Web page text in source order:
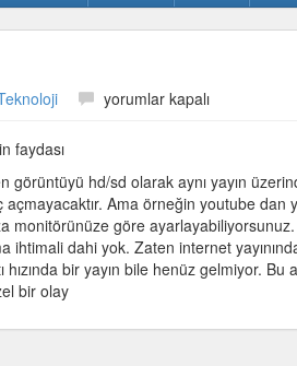
Internet
yorumlar kapalı
faydası
görüntüyü hd/sd olarak aynı yayın
açmayacaktır. Ama örneğin youtube
monitörünüze göre
ihtimali dahi yok. Zaten internet
bir yayın bile henüz gelmiyor.
bir olay